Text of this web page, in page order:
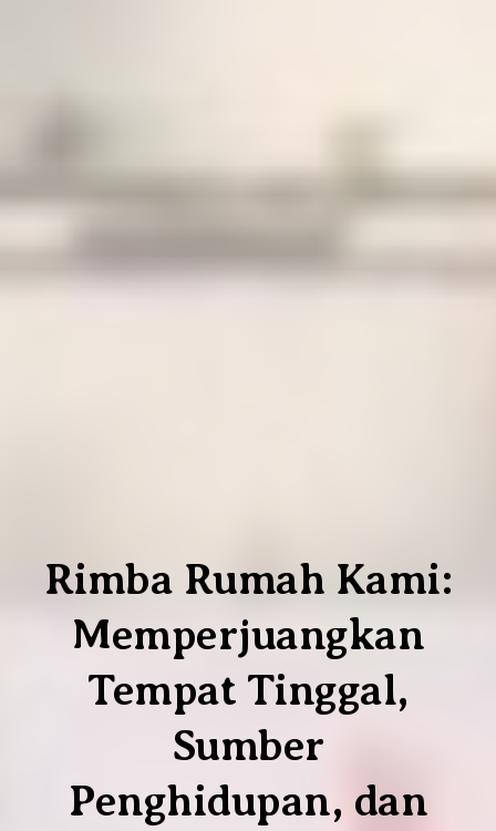
Rimba Rumah Kami:
Memperjuangkan
Tempat Tinggal,
Sumber
Penghidupan, dan